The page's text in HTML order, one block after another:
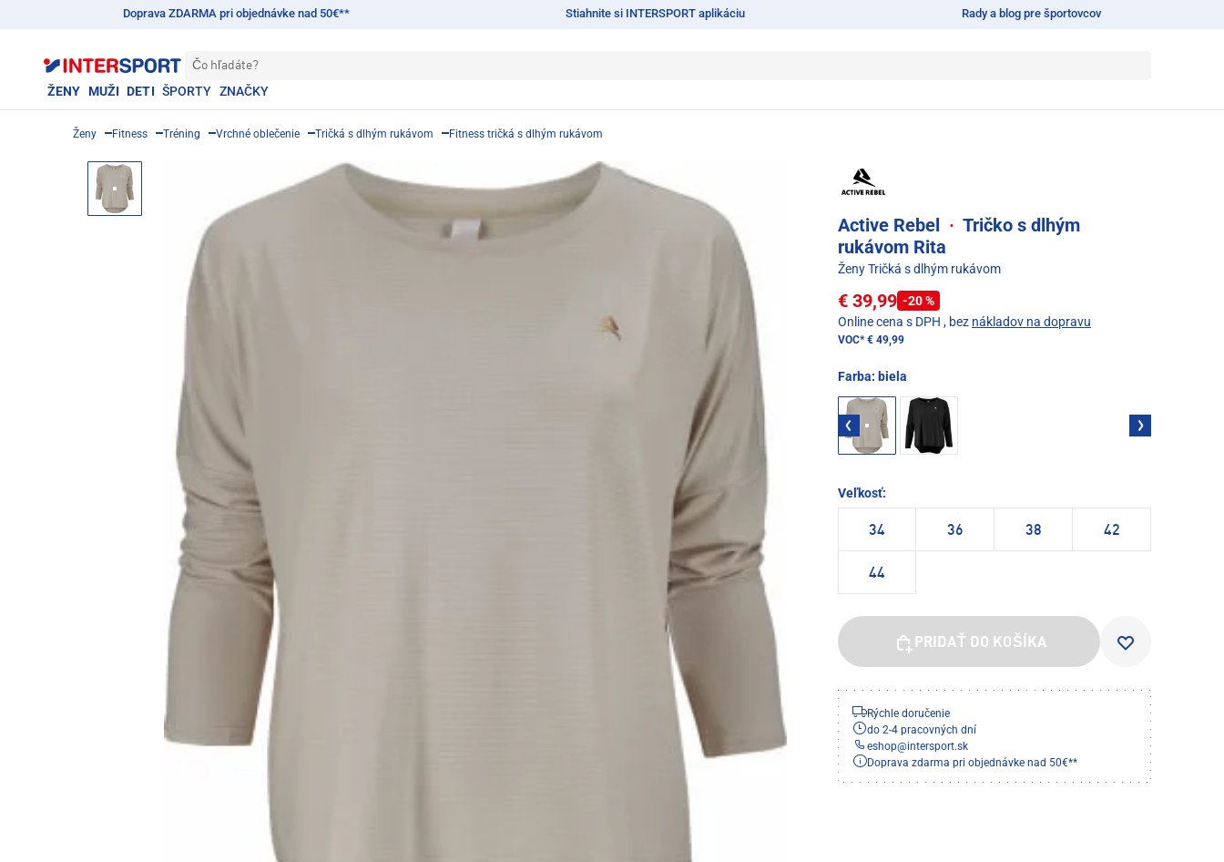
Doprava ZDARMA pri objednávke nad 50€** Stiahnite si INTERSPORT aplikáciu Rady a blog pre športovcov
Čo hľadáte?
ŽENY MUŽI DETI ŠPORTY ZNAČKY
Ženy Fitness Tréning Vrchné oblečenie Tričká s dlhým rukávom Fitness tričká s dlhým rukávom
Active Rebel · Tričko s dlhým
rukávom Rita
Ženy Tričká s dlhým rukávom
€ 39,99 -20 %
Online cena s DPH , bez nákladov na dopravu
VOC*€ 49,99
Farba: biela
Veľkosť:
34 36 38 42
44
PRIDAŤ DO KOŠÍKA
Rýchle doručenie
do 2-4 pracovných dní
eshop@intersport.sk
Doprava zdarma pri objednávke nad 50€**